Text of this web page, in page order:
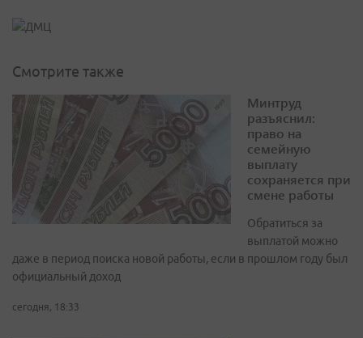
Смотрите также
Минтруд
разъяснил:
право на
семейную
выплату
сохраняется при
смене работы
Обратиться за
выплатой можно
даже в период поиска новой работы, если в прошлом году был
официальный доход
сегодня, 18:33